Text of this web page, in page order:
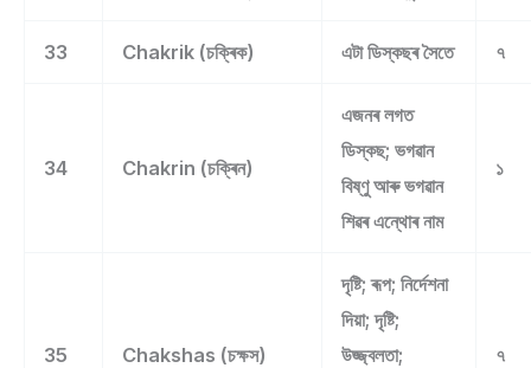
33 Chakrik (চক্ৰিক) এটা ডিস্কছৰ সৈতে ৭
34 Chakrin (চক্ৰিন)
এজনৰ লগত
ডিস্কছ; ভগৱান
বিষ্ণু আৰু ভগৱান
শিৱৰ এন্থোৰ নাম
১
35 Chakshas (চক্ষস)
দৃষ্টি; ৰূপ; নিৰ্দেশনা
দিয়া; দৃষ্টি;
উজ্জ্বলতা;
৭